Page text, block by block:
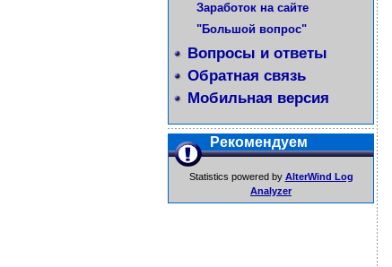
Заработок на сайте
"Большой вопрос"
Вопросы и ответы
Обратная связь
Мобильная версия
Рекомендуем
Statistics powered by AlterWind Log
Analyzer